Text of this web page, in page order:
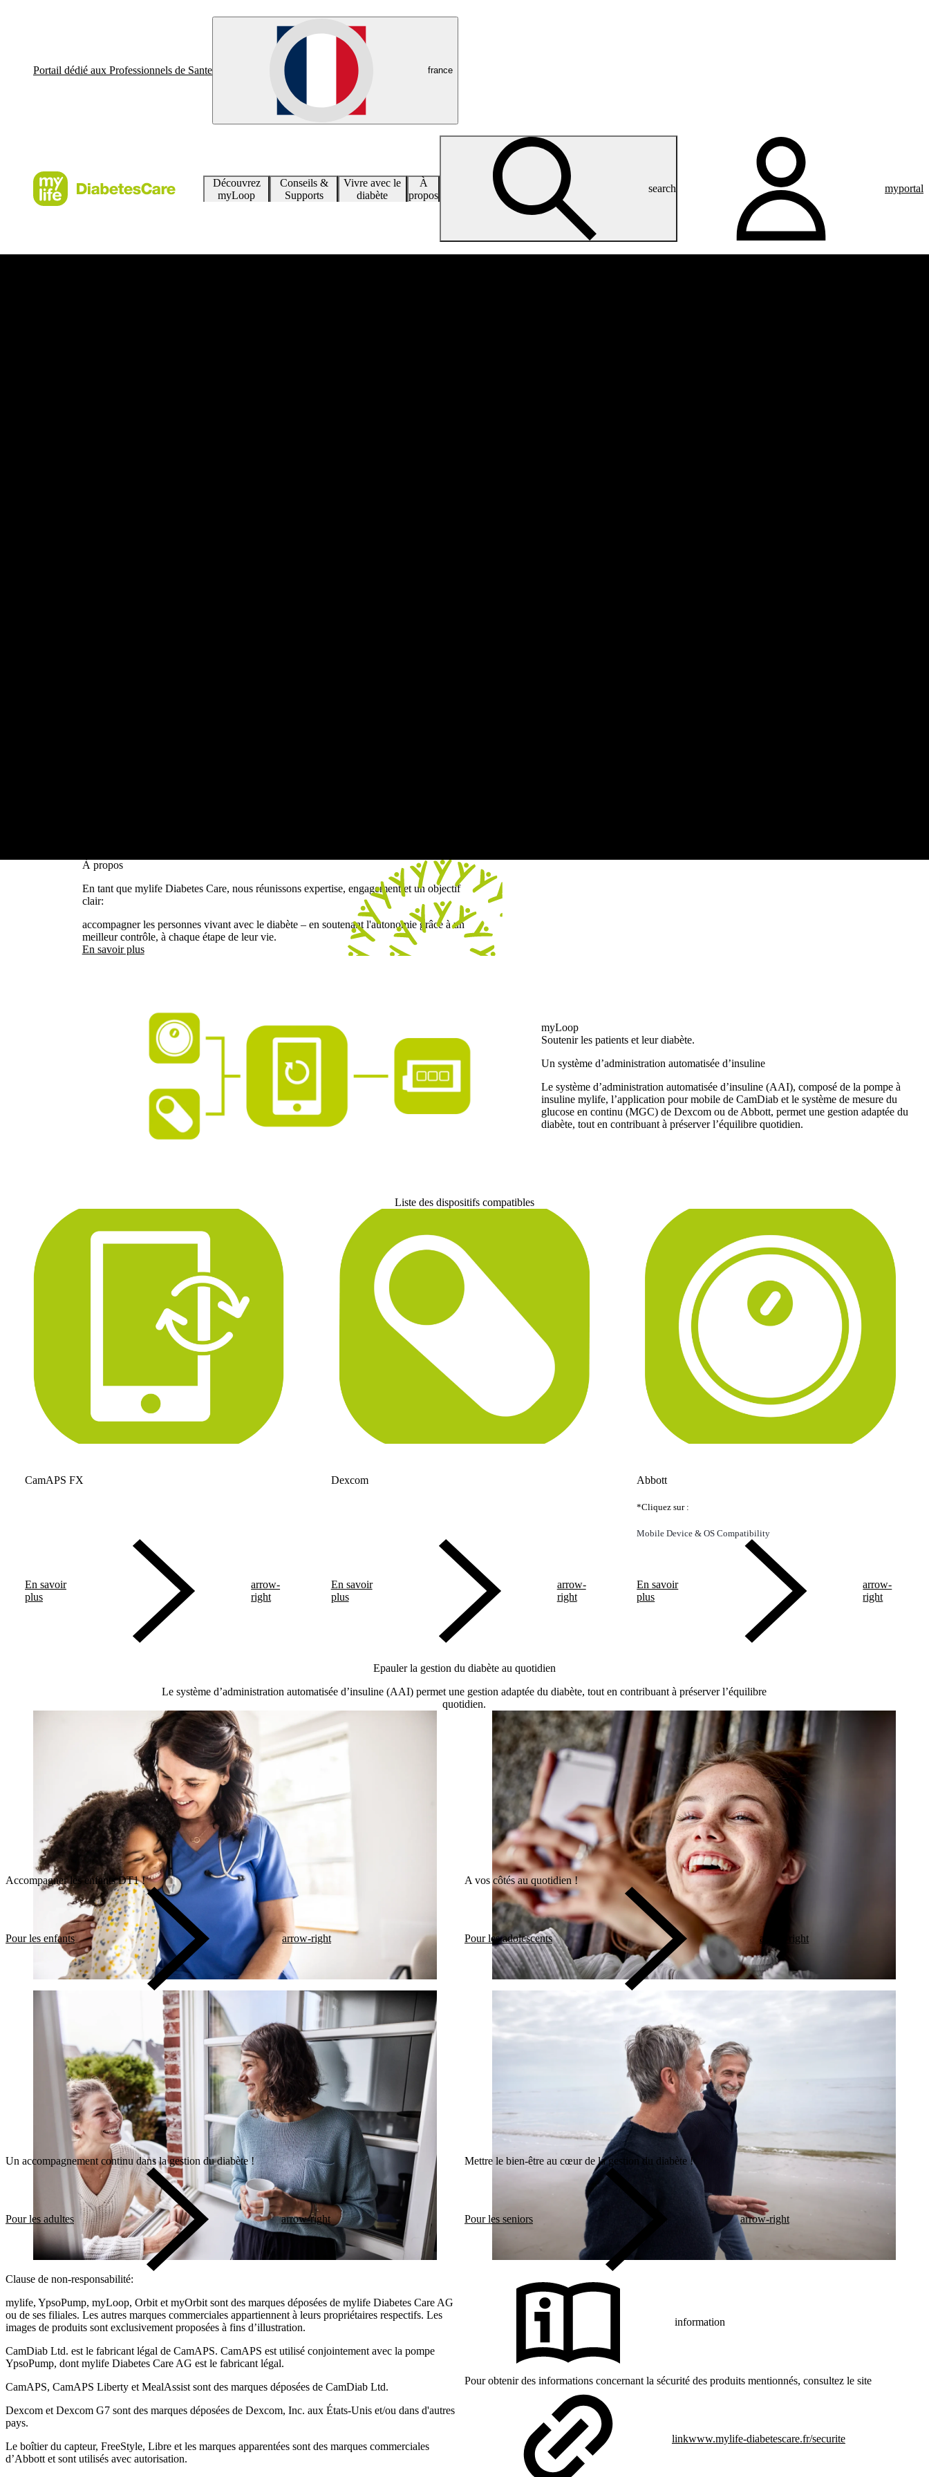
Portail dédié aux Professionnels de Sante france
Découvrez
myLoop
Conseils &
Supports
Vivre avec le
diabète
À
propos
search myportal
À propos
En tant que mylife Diabetes Care, nous réunissons expertise, engagement et un objectif
clair:
accompagner les personnes vivant avec le diabète – en soutenant l'autonomie grâce à un
meilleur contrôle, à chaque étape de leur vie.
En savoir plus
myLoop
Soutenir les patients et leur diabète.
Un système d’administration automatisée d’insuline
Le système d’administration automatisée d’insuline (AAI), composé de la pompe à
insuline mylife, l’application pour mobile de CamDiab et le système de mesure du
glucose en continu (MGC) de Dexcom ou de Abbott, permet une gestion adaptée du
diabète, tout en contribuant à préserver l’équilibre quotidien.
Liste des dispositifs compatibles
CamAPS FX
En savoir
plus
arrow-
right
Dexcom
En savoir
plus
arrow-
right
Abbott
*Cliquez sur :
Mobile Device & OS Compatibility
En savoir
plus
arrow-
right
Epauler la gestion du diabète au quotidien
Le système d’administration automatisée d’insuline (AAI) permet une gestion adaptée du diabète, tout en contribuant à préserver l’équilibre
quotidien.
Accompagner les enfants DT1 !
Pour les enfants arrow-right
Un accompagnement continu dans la gestion du diabète !
Pour les adultes arrow-right
A vos côtés au quotidien !
Pour les adolescents arrow-right
Mettre le bien-être au cœur de la gestion du diabète !
Pour les seniors arrow-right
Clause de non-responsabilité:
mylife, YpsoPump, myLoop, Orbit et myOrbit sont des marques déposées de mylife Diabetes Care AG
ou de ses filiales. Les autres marques commerciales appartiennent à leurs propriétaires respectifs. Les
images de produits sont exclusivement proposées à fins d’illustration.
CamDiab Ltd. est le fabricant légal de CamAPS. CamAPS est utilisé conjointement avec la pompe
YpsoPump, dont mylife Diabetes Care AG est le fabricant légal.
CamAPS, CamAPS Liberty et MealAssist sont des marques déposées de CamDiab Ltd.
Dexcom et Dexcom G7 sont des marques déposées de Dexcom, Inc. aux États-Unis et/ou dans d'autres
pays.
Le boîtier du capteur, FreeStyle, Libre et les marques apparentées sont des marques commerciales
d’Abbott et sont utilisés avec autorisation.
information
Pour obtenir des informations concernant la sécurité des produits mentionnés, consultez le site
linkwww.mylife-diabetescare.fr/securite